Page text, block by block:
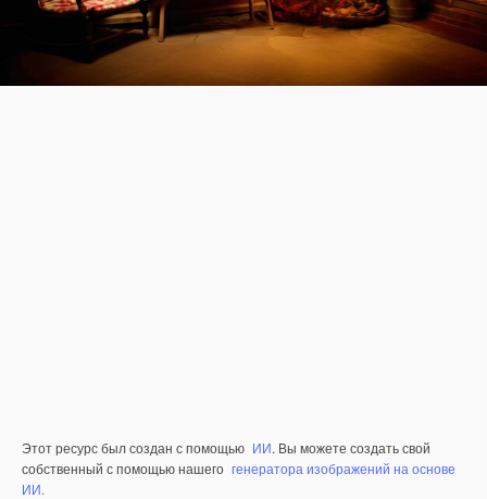
Этот ресурс был создан с помощью ИИ. Вы можете создать свой
собственный с помощью нашего генератора изображений на основе
ИИ.